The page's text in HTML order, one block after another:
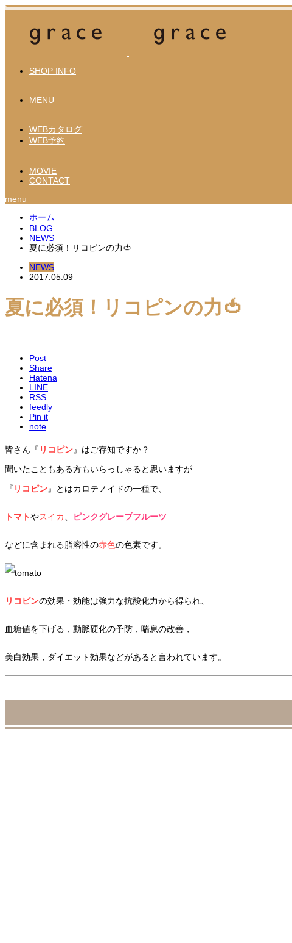
SHOP INFO
MENU
WEBカタログ
WEB予約
MOVIE
CONTACT
menu
ホーム
BLOG
NEWS
夏に必須！リコピンの力🍅
NEWS
2017.05.09
夏に必須！リコピンの力🍅
Post
Share
Hatena
LINE
RSS
feedly
Pin it
note
皆さん『 リコピン』はご存知ですか？
聞いたこともある方もいらっしゃると思いますが
『 リコピン』とはカロテノイドの一種で、
トマトやスイカ ピンクグレープフルーツ
などに含まれる脂溶性の赤色の色素です。
リコピンの効果・効能は強力な抗酸化力から得られ、
血糖値を下げる，動脈硬化の予防，喘息の改善，
美白効果，ダイエット効果などがあると言われています。